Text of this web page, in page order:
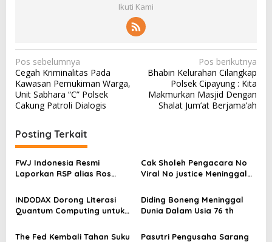
Ikuti Kami
N
a
v
i
g
a
s
i
p
o
s
Pos sebelumnya
Cegah Kriminalitas Pada
Kawasan Pemukiman Warga,
Unit Sabhara “C” Polsek
Cakung Patroli Dialogis
Pos berikutnya
Bhabin Kelurahan Cilangkap
Polsek Cipayung : Kita
Makmurkan Masjid Dengan
Shalat Jum’at Berjama’ah
Posting Terkait
FWJ Indonesia Resmi
Laporkan RSP alias Ros
Cak Sholeh Pengacara No
Viral No justice Meninggal
INDODAX Dorong Literasi
Quantum Computing untuk
Blockchain
Diding Boneng Meninggal
Dunia Dalam Usia 76 th
The Fed Kembali Tahan Suku
Pasutri Pengusaha Sarang